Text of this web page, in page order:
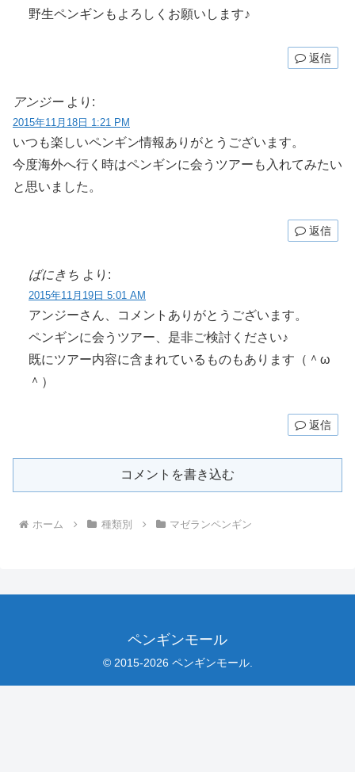
野生ペンギンもよろしくお願いします♪
返信
アンジー より:
2015年11月18日 1:21 PM
いつも楽しいペンギン情報ありがとうございます。
今度海外へ行く時はペンギンに会うツアーも入れてみたい
と思いました。
返信
ばにきち より:
2015年11月19日 5:01 AM
アンジーさん、コメントありがとうございます。
ペンギンに会うツアー、是非ご検討ください♪
既にツアー内容に含まれているものもあります（＾ω
＾）
返信
コメントを書き込む
ホーム 種類別 マゼランペンギン
ペンギンモール
© 2015-2026 ペンギンモール.